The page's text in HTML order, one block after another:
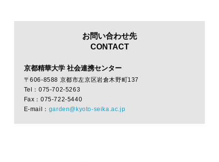
お問い合わせ先
CONTACT
京都精華大学 社会連携センター
〒606-8588 京都市左京区岩倉木野町137
Tel：075-702-5263
Fax：075-722-5440
E-mail： garden@kyoto-seika.ac.jp